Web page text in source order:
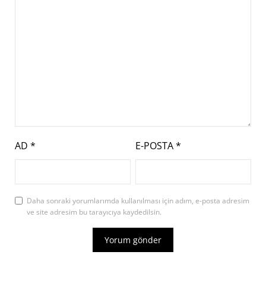
AD * E-POSTA*
Daha sonraki yorumlarımda kullanılması için adım, e-posta adresim
ve site adresim bu tarayıcıya kaydedilsin.